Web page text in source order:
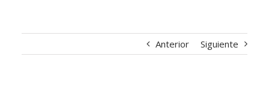
Anterior Siguiente